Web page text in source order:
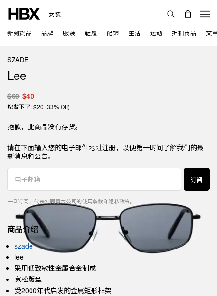
女装
新到货品 品牌 服装 鞋履 配饰 生活 运动 折扣商品 文
SZADE
Lee
$60 $40
您省下了: $20 (33% Off)
抱歉，此商品没有存货。
请在下面输入您的电子邮件地址注册，以便第一时间了解我们的最
新消息和公告。
订阅
一旦订阅，代表您同意本公司的使用条款和隐私政策。
商品介绍
szade
lee
采用低致敏性金属合金制成
宽松版型
受2000年代启发的金属矩形框架